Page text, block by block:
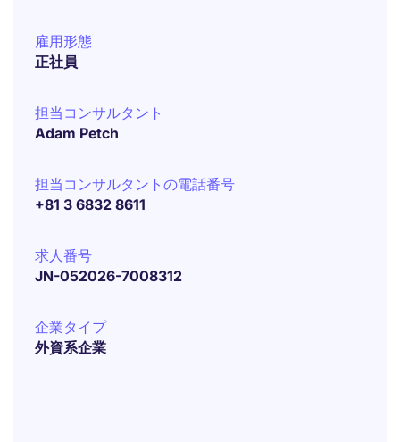
雇用形態
正社員
担当コンサルタント
Adam Petch
担当コンサルタントの電話番号
+81 3 6832 8611
求人番号
JN-052026-7008312
企業タイプ
外資系企業